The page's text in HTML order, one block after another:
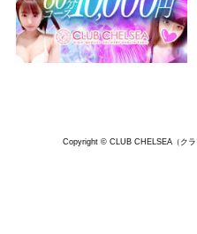
Copyright © CLUB CHELSEA（ク